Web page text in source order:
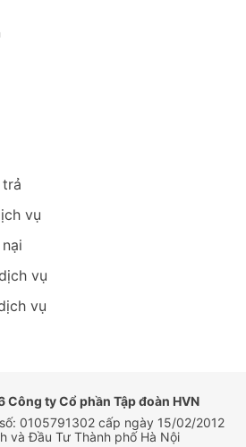
vụ
vụ
vụ
ty Cổ phần Tập đoàn HVN
0105791302 cấp ngày 15/02/2012
và Đầu Tư Thành phố Hà Nội